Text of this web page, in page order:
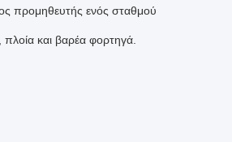
προμηθευτής ενός σταθμού
πλοία και βαρέα φορτηγά.